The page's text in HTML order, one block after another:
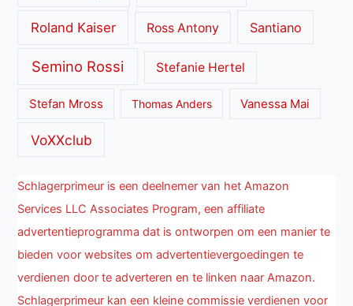
Roland Kaiser Ross Antony Santiano
Semino Rossi Stefanie Hertel
Stefan Mross Thomas Anders Vanessa Mai
VoXXclub
Schlagerprimeur is een deelnemer van het Amazon
Services LLC Associates Program, een affiliate
advertentieprogramma dat is ontworpen om een manier te
bieden voor websites om advertentievergoedingen te
verdienen door te adverteren en te linken naar Amazon.
Schlagerprimeur kan een kleine commissie verdienen voor